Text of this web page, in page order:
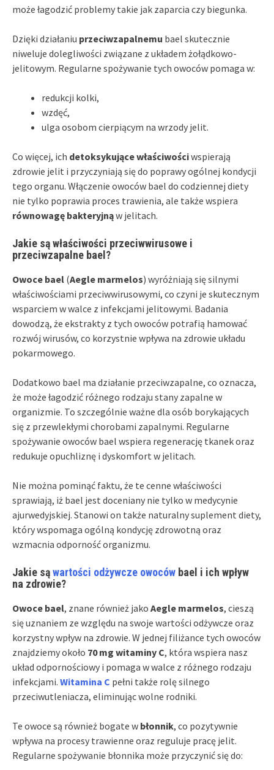
może łagodzić problemy takie jak zaparcia czy biegunka.
Dzięki działaniu przeciwzapalnemu bael skutecznie
niweluje dolegliwości związane z układem żołądkowo-
jelitowym. Regularne spożywanie tych owoców pomaga w:
redukcji kolki,
wzdęć,
ulga osobom cierpiącym na wrzody jelit.
Co więcej, ich detoksykujące właściwościwspierają
zdrowie jelit i przyczyniają się do poprawy ogólnej kondycji
tego organu. Włączenie owoców bael do codziennej diety
nie tylko poprawia proces trawienia, ale także wspiera
równowagę bakteryjnąw jelitach.
Jakie są właściwości przeciwwirusowe i
przeciwzapalne bael?
Owoce bael (Aegle marmelos) wyróżniają się silnymi
właściwościami przeciwwirusowymi, co czyni je skutecznym
wsparciem w walce z infekcjami jelitowymi. Badania
dowodzą, że ekstrakty z tych owoców potrafią hamować
rozwój wirusów, co korzystnie wpływa na zdrowie układu
pokarmowego.
Dodatkowo bael ma działanie przeciwzapalne, co oznacza,
że może łagodzić różnego rodzaju stany zapalne w
organizmie. To szczególnie ważne dla osób borykających
się z przewlekłymi chorobami zapalnymi. Regularne
spożywanie owoców bael wspiera regenerację tkanek oraz
redukuje opuchliznę i dyskomfort w jelitach.
Nie można pominąć faktu, że te cenne właściwości
sprawiają, iż bael jest doceniany nie tylko w medycynie
ajurwedyjskiej. Stanowi on także naturalny suplement diety,
który wspomaga ogólną kondycję zdrowotną oraz
wzmacnia odporność organizmu.
Jakie sąwartości odżywcze owoców bael i ich wpływ
na zdrowie?
Owoce bael, znane również jako Aegle marmelos, cieszą
się uznaniem ze względu na swoje wartości odżywcze oraz
korzystny wpływ na zdrowie. W jednej filiżance tych owoców
znajdziemy około 70 mg witaminy C, która wspiera nasz
układ odpornościowy i pomaga w walce z różnego rodzaju
infekcjami. Witamina C pełni także rolę silnego
przeciwutleniacza, eliminując wolne rodniki.
Te owoce są również bogate w błonnik, co pozytywnie
wpływa na procesy trawienne oraz reguluje pracę jelit.
Regularne spożywanie błonnika może przyczynić się do: